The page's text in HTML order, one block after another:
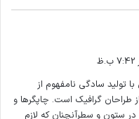
تولید سادگی نامفهوم از
طراحان گرافیک است. چاپگرها و
ستون و سطرآنچنان که لازم